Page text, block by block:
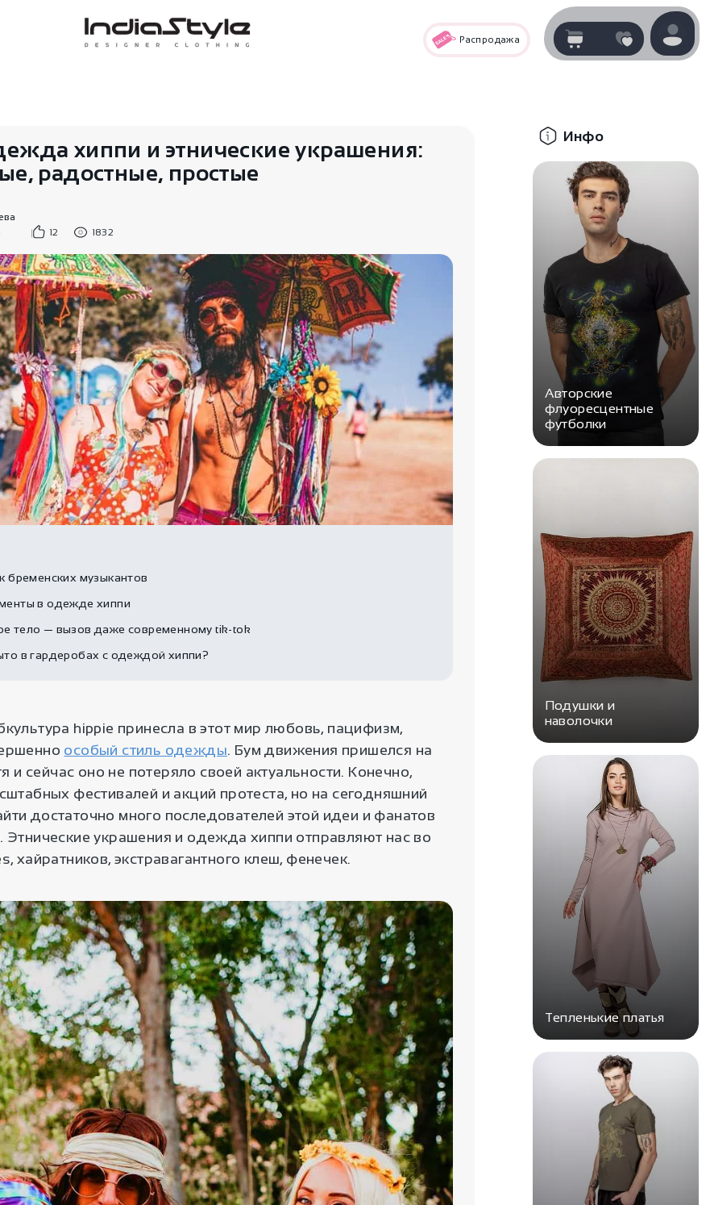
Распродажа
Корзина покупок пуста..
хиппи и этнические украшения:
радостные, простые
12 1832
бременских музыкантов
в одежде хиппи
тело — вызов даже современному tik-tok
в гардеробах с одеждой хиппи?
hippie принесла в этот мир любовь, пацифизм,
особый стиль одежды. Бум движения пришелся на
и сейчас оно не потеряло своей актуальности. Конечно,
фестивалей и акций протеста, но на сегодняшний
достаточно много последователей этой идеи и фанатов
Этнические украшения и одежда хиппи отправляют нас во
хайратников, экстравагантного клеш, фенечек.
Инфо
Авторские
флуоресцентные
футболки
Подушки и
наволочки
Тепленькие платья